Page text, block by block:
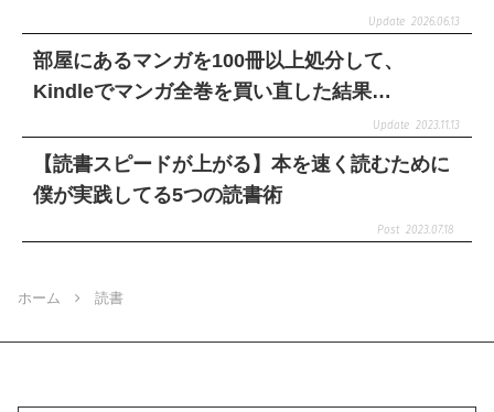
2026.06.13
部屋にあるマンガを100冊以上処分して、
Kindleでマンガ全巻を買い直した結果…
2023.11.13
【読書スピードが上がる】本を速く読むために
僕が実践してる5つの読書術
2023.07.18
ホーム 読書